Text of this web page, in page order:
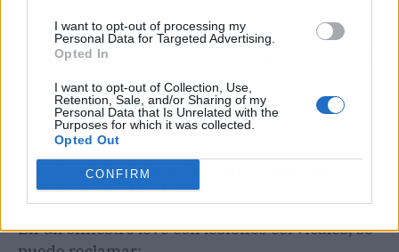
I want to opt-out of processing my
Personal Data for Targeted Advertising.
Opted In
I want to opt-out of Collection, Use,
Retention, Sale, and/or Sharing of my
Personal Data that Is Unrelated with the
Purposes for which it was collected.
Opted Out
CONFIRM
Contactar con un equipo jurídico
especializado en reclamaciones por accidente
que sepa valorar no solo los días de curación,
sino también las secuelas y perjuicios
personales.
¿Qué se puede reclamar en un
microaccidente?
En un siniestro leve con lesiones cervicales, se